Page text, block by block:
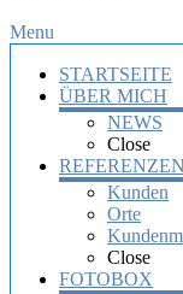
Menu
STARTSEITE
ÜBER MICH
NEWS
Close
REFERENZEN
Kunden
Orte
Close
FOTOBOX